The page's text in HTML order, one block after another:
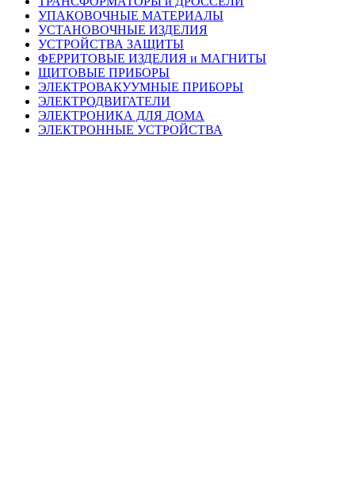
УПАКОВОЧНЫЕ МАТЕРИАЛЫ
УСТАНОВОЧНЫЕ ИЗДЕЛИЯ
УСТРОЙСТВА ЗАЩИТЫ
ФЕРРИТОВЫЕ ИЗДЕЛИЯ и МАГНИТЫ
ЩИТОВЫЕ ПРИБОРЫ
ЭЛЕКТРОВАКУУМНЫЕ ПРИБОРЫ
ЭЛЕКТРОДВИГАТЕЛИ
ЭЛЕКТРОНИКА ДЛЯ ДОМА
ЭЛЕКТРОННЫЕ УСТРОЙСТВА